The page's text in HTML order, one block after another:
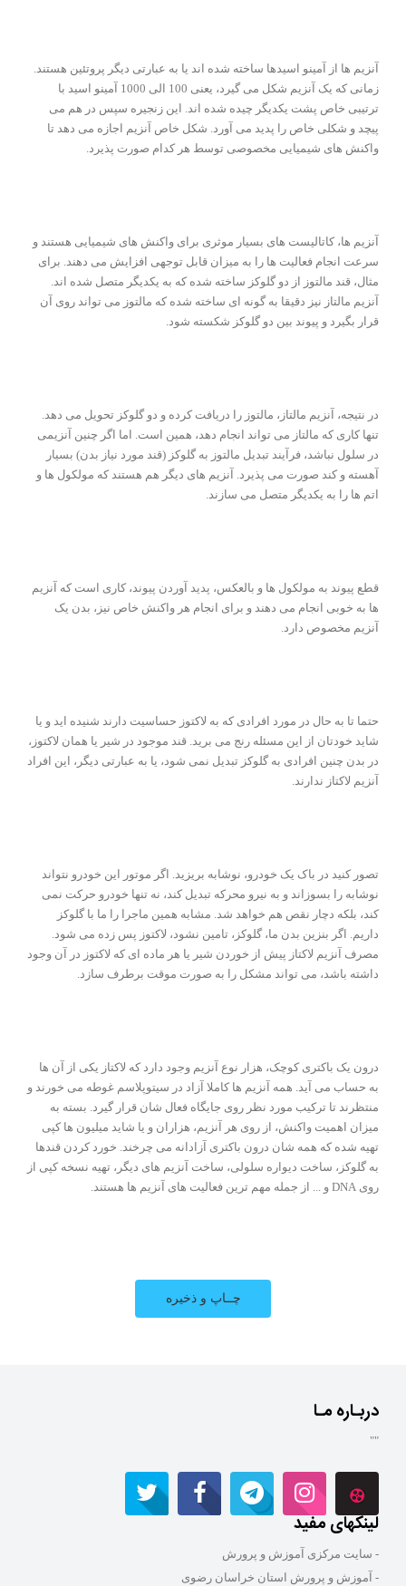
آنزیم ها از آمینو اسیدها ساخته شده اند یا به عبارتی دیگر پروتئین هستند.
زمانی که یک آنزیم شکل می گیرد، یعنی 100 الی 1000 آمینو اسید با
ترتیبی خاص پشت یکدیگر چیده شده اند. این زنجیره سپس در هم می
پیچد و شکلی خاص را پدید می آورد. شکل خاص آنزیم اجازه می دهد تا
واکنش های شیمیایی مخصوصی توسط هر کدام صورت پذیرد.
آنزیم ها، کاتالیست های بسیار موثری برای واکنش های شیمیایی هستند و
سرعت انجام فعالیت ها را به میزان قابل توجهی افزایش می دهند. برای
مثال، قند مالتوز از دو گلوکز ساخته شده که به یکدیگر متصل شده اند.
آنزیم مالتاز نیز دقیقا به گونه ای ساخته شده که مالتوز می تواند روی آن
قرار بگیرد و پیوند بین دو گلوکز شکسته شود.
در نتیجه، آنزیم مالتاز، مالتوز را دریافت کرده و دو گلوکز تحویل می دهد.
تنها کاری که مالتاز می تواند انجام دهد، همین است. اما اگر چنین آنزیمی
در سلول نباشد، فرآیند تبدیل مالتوز به گلوکز (قند مورد نیاز بدن) بسیار
آهسته و کند صورت می پذیرد. آنزیم های دیگر هم هستند که مولکول ها و
اتم ها را به یکدیگر متصل می سازند.
قطع پیوند به مولکول ها و بالعکس، پدید آوردن پیوند، کاری است که آنزیم
ها به خوبی انجام می دهند و برای انجام هر واکنش خاص نیز، بدن یک
آنزیم مخصوص دارد.
حتما تا به حال در مورد افرادی که به لاکتوز حساسیت دارند شنیده اید و یا
شاید خودتان از این مسئله رنج می برید. قند موجود در شیر یا همان لاکتوز،
در بدن چنین افرادی به گلوکز تبدیل نمی شود، یا به عبارتی دیگر، این افراد
آنزیم لاکتاز ندارند.
تصور کنید در باک یک خودرو، نوشابه بریزید. اگر موتور این خودرو نتواند
نوشابه را بسوزاند و به نیرو محرکه تبدیل کند، نه تنها خودرو حرکت نمی
کند، بلکه دچار نقص هم خواهد شد. مشابه همین ماجرا را ما با گلوکز
داریم. اگر بنزین بدن ما، گلوکز، تامین نشود، لاکتوز پس زده می شود.
مصرف آنزیم لاکتاز پیش از خوردن شیر یا هر ماده ای که لاکتوز در آن وجود
داشته باشد، می تواند مشکل را به صورت موقت برطرف سازد.
درون یک باکتری کوچک، هزار نوع آنزیم وجود دارد که لاکتاز یکی از آن ها
به حساب می آید. همه آنزیم ها کاملا آزاد در سیتوپلاسم غوطه می خورند و
منتظرند تا ترکیب مورد نظر روی جایگاه فعال شان قرار گیرد. بسته به
میزان اهمیت واکنش، از روی هر آنزیم، هزاران و یا شاید میلیون ها کپی
تهیه شده که همه شان درون باکتری آزادانه می چرخند. خورد کردن قندها
به گلوکز، ساخت دیواره سلولی، ساخت آنزیم های دیگر، تهیه نسخه کپی از
روی DNA و ... از جمله مهم ترین فعالیت های آنزیم ها هستند.
دربـاره مـا
""
لینکهای مفید
- سایت مرکزی آموزش و پرورش
- آموزش و پرورش استان خراسان رضوی